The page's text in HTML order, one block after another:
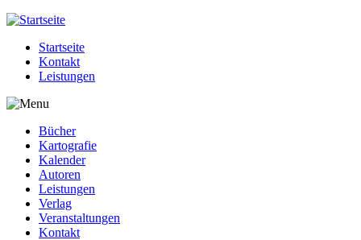
Jump to navigation
Startseite
Kontakt
Leistungen
Bücher
Kartografie
Kalender
Autoren
Leistungen
Verlag
Veranstaltungen
Kontakt